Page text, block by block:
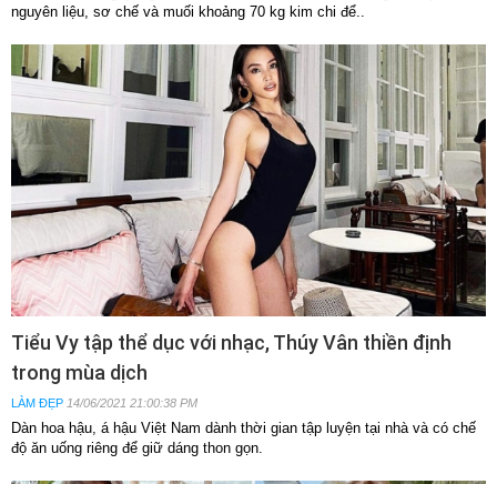
nguyên liệu, sơ chế và muối khoảng 70 kg kim chi để..
Tiểu Vy tập thể dục với nhạc, Thúy Vân thiền định
trong mùa dịch
LÀM ĐẸP 14/06/2021 21:00:38 PM
Dàn hoa hậu, á hậu Việt Nam dành thời gian tập luyện tại nhà và có chế
độ ăn uống riêng để giữ dáng thon gọn.